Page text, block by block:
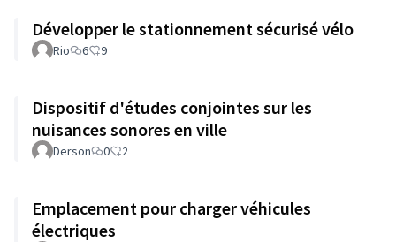
Développer le stationnement sécurisé vélo
Rio 6 9
Dispositif d'études conjointes sur les
nuisances sonores en ville
Derson 0 2
Emplacement pour charger véhicules
électriques